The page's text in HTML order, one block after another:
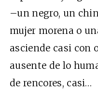
–un negro, un
mujer morena o
asciende casi con
ausente de lo
de rencores, casi…